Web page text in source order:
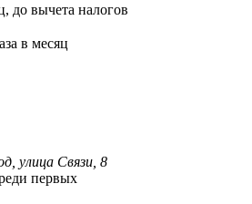
до вычета налогов
в месяц
улица Связи, 8
первых